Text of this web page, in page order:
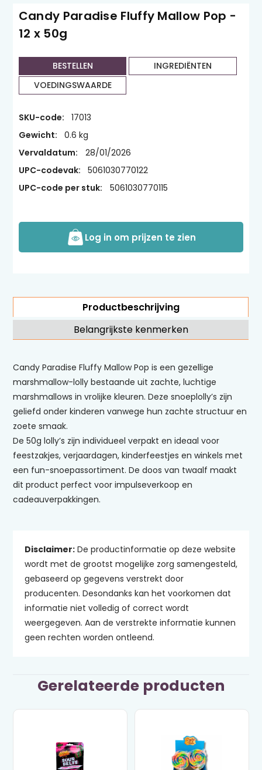
Candy Paradise Fluffy Mallow Pop -
12 x 50g
BESTELLEN
INGREDIËNTEN
VOEDINGSWAARDE
SKU-code:
17013
Gewicht:
0.6 kg
Vervaldatum:
28/01/2026
UPC-codevak:
5061030770122
UPC-code per stuk:
5061030770115
Log in om prijzen te zien
Productbeschrijving
Candy Paradise Fluffy Mallow Pop is een gezellige
marshmallow-lolly bestaande uit zachte, luchtige
marshmallows in vrolijke kleuren. Deze snoeplolly’s zijn
geliefd onder kinderen vanwege hun zachte structuur en
zoete smaak.
De 50g lolly’s zijn individueel verpakt en ideaal voor
feestzakjes, verjaardagen, kinderfeestjes en winkels met
een fun-snoepassortiment. De doos van twaalf maakt
dit product perfect voor impulseverkoop en
cadeauverpakkingen.
Belangrijkste kenmerken
Disclaimer:De productinformatie op deze website
wordt met de grootst mogelijke zorg samengesteld,
gebaseerd op gegevens verstrekt door
producenten. Desondanks kan het voorkomen dat
informatie niet volledig of correct wordt
weergegeven. Aan de verstrekte informatie kunnen
geen rechten worden ontleend.
Gerelateerde producten